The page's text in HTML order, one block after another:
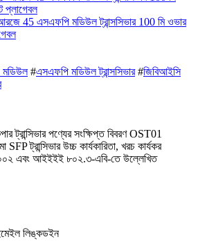
45 এসএফপি মডিউল ট্রান্সসিভার 100 মি ওভার
মডিউল #এসএফপি মডিউল ট্রান্সসিভার #জিবিআইসি
ট্রান্সিভার পণ্যের সংক্ষিপ্ত বিবরণ OST01
ট্রান্সিভার উচ্চ কার্যকারিতা, খরচ কার্যকর
এবং আইইইই ৮০২.৩-এবি-তে উল্লেখিত
লিঙ্কডইন